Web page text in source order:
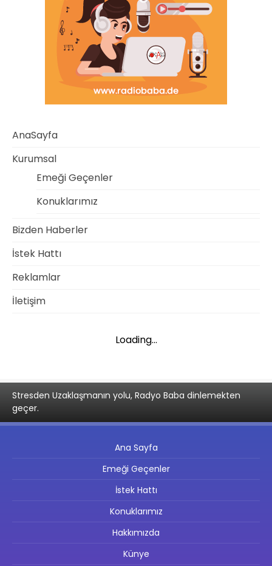
AnaSayfa
Kurumsal
Emeği Geçenler
Konuklarımız
Bizden Haberler
İstek Hattı
Reklamlar
İletişim
Loading...
Stresden Uzaklaşmanın yolu, Radyo Baba dinlemekten
geçer.
Ana Sayfa
Emeği Geçenler
İstek Hattı
Konuklarımız
Hakkımızda
Künye